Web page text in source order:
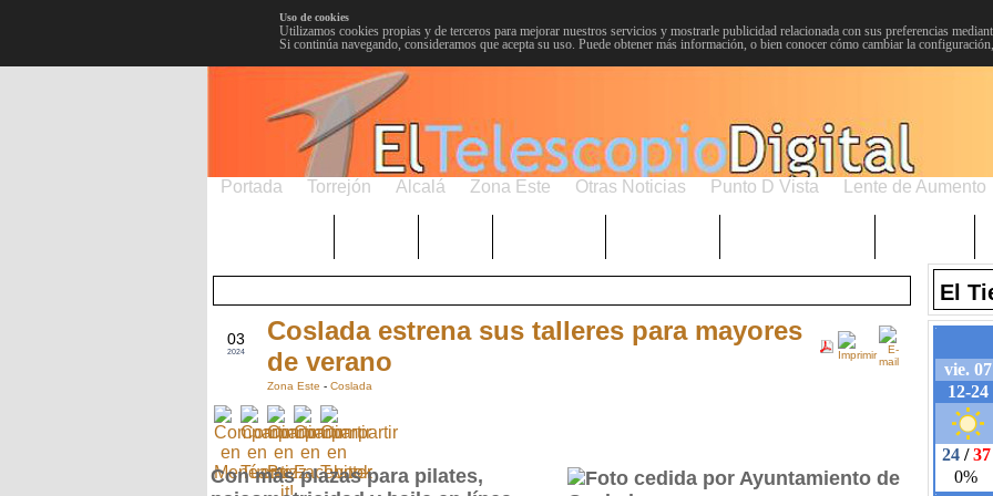
Uso de cookies
Utilizamos cookies propias y de terceros para mejorar nuestros servicios y mostrarle publicidad relacionada con sus preferencias
Si continúa navegando, consideramos que acepta su uso. Puede obtener más información, o bien conocer cómo cambiar la
Portada Torrejón Alcalá Zona Este Otras Noticias Punto D Vista Lente de Aumento
03
2024
Coslada estrena sus talleres para mayores
de verano
Zona Este - Coslada
Con más plazas para pilates,
El